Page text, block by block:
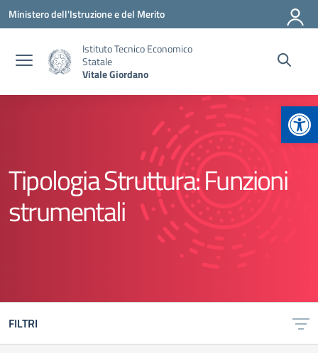
Vai ai contenuti
Vai al menu di navigazione
Vai al footer
Ministero dell'Istruzione e del Merito
Istituto Tecnico Economico
Statale
Vitale Giordano
Tipologia Struttura:Funzioni
strumentali
FILTRI